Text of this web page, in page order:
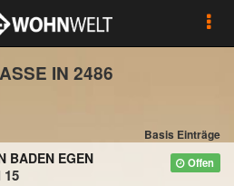
IN 2486
Basis Einträge
Offen
BADEN EGEN